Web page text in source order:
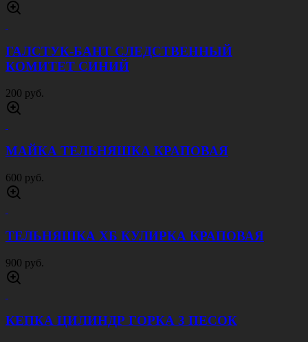
ГАЛСТУК-БАНТ СЛЕДСТВЕННЫЙ
КОМИТЕТ СИНИЙ
200 руб.
МАЙКА ТЕЛЬНЯШКА КРАПОВАЯ
600 руб.
ТЕЛЬНЯШКА ХБ КУЛИРКА КРАПОВАЯ
900 руб.
КЕПКА ЦИЛИНДР ГОРКА 3 ПЕСОК